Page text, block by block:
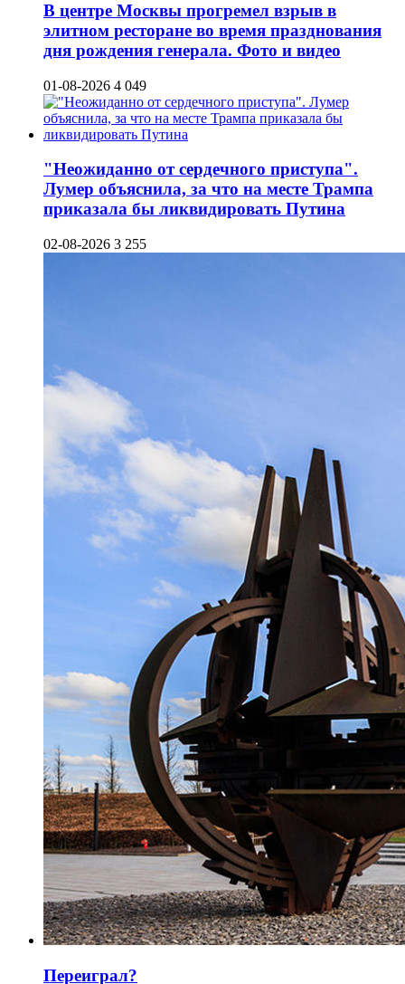
В центре Москвы прогремел взрыв в
элитном ресторане во время празднования
дня рождения генерала. Фото и видео
01-08-2026 4 049
"Неожиданно от сердечного приступа".
Лумер объяснила, за что на месте Трампа
приказала бы ликвидировать Путина
02-08-2026 3 255
Переиграл?